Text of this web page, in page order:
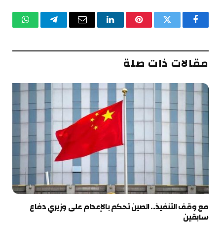
فيسبوكتويتر بينتيريستلينكدإنالبريد تيلقرام
مقالات ذات صلة
مع وقف التنفيذ.. الصين تحكم بالإعدام على وزيري دفاع
سابقين